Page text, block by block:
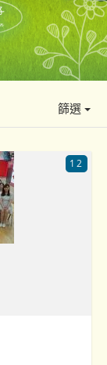
篩選
12